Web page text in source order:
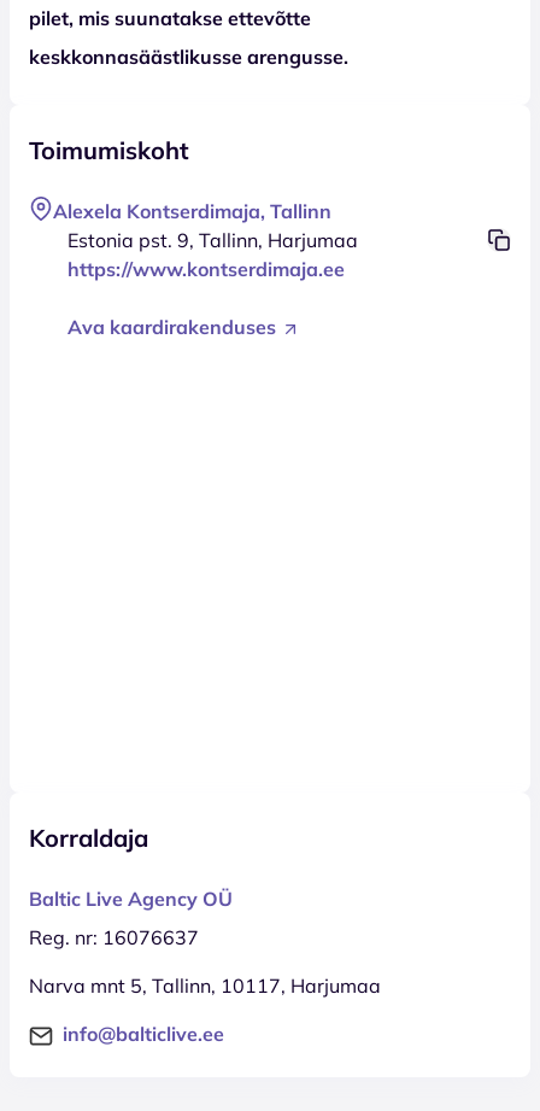
pilet, mis suunatakse ettevõtte
keskkonnasäästlikusse arengusse.
Toimumiskoht
Alexela Kontserdimaja, Tallinn
Estonia pst. 9, Tallinn, Harjumaa
https://www.kontserdimaja.ee
Ava kaardirakenduses
Korraldaja
Baltic Live Agency OÜ
Reg. nr: 16076637
Narva mnt 5, Tallinn, 10117, Harjumaa
info@balticlive.ee